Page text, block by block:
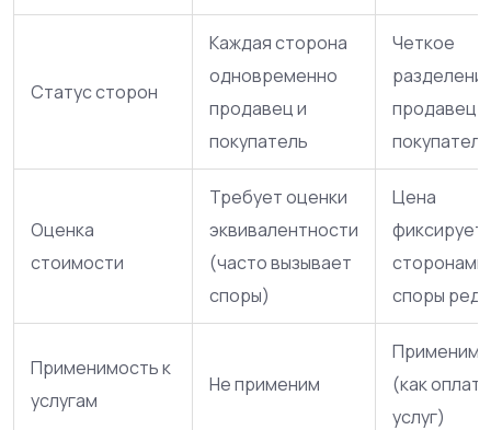
Статус сторон
Каждая сторона
одновременно
продавец и
покупатель
Четкое
продавец и
покупатель
Оценка
стоимости
Требует оценки
эквивалентности
(часто вызывает
споры)
Цена
сторонами,
споры
Применимость к
услугам
Не применим
Применим
(как оплата
услуг)